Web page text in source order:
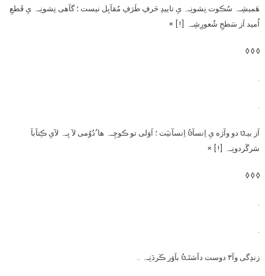
هَمیشِـہ سُڪوت نِشونِـہ یِ تاییدِ حَرفِ طَرَفِ مُقآبِل نیست ؛ گآهی نِشونِـہ یِ قَطعِ
اُمید اَز سَطحِ شُعورِشِـہ [!] ×
◊ ◊ ◊
.
.
اَز بیـטּ دو وآژه یِ اِنسآטּُ اِنسآنیَت ؛ اَوَلی تو ڪوچِـہ ها ُدُوُمی لآ بِـہ لآیِ ڪِتآبآ
سَرگَردونِـہ [!] ×
◊ ◊ ◊
.
.
زندِگی وآ۳ دوست دآشتَـטּُ بآوَر ڪَردَنِـہ ..